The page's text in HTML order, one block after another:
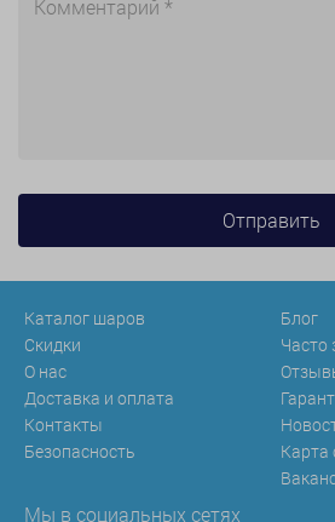
Каталог шаров
Скидки
О нас
Доставка и оплата
Контакты
Безопасность
Блог
Часто
Карта
Мы в социальных сетях